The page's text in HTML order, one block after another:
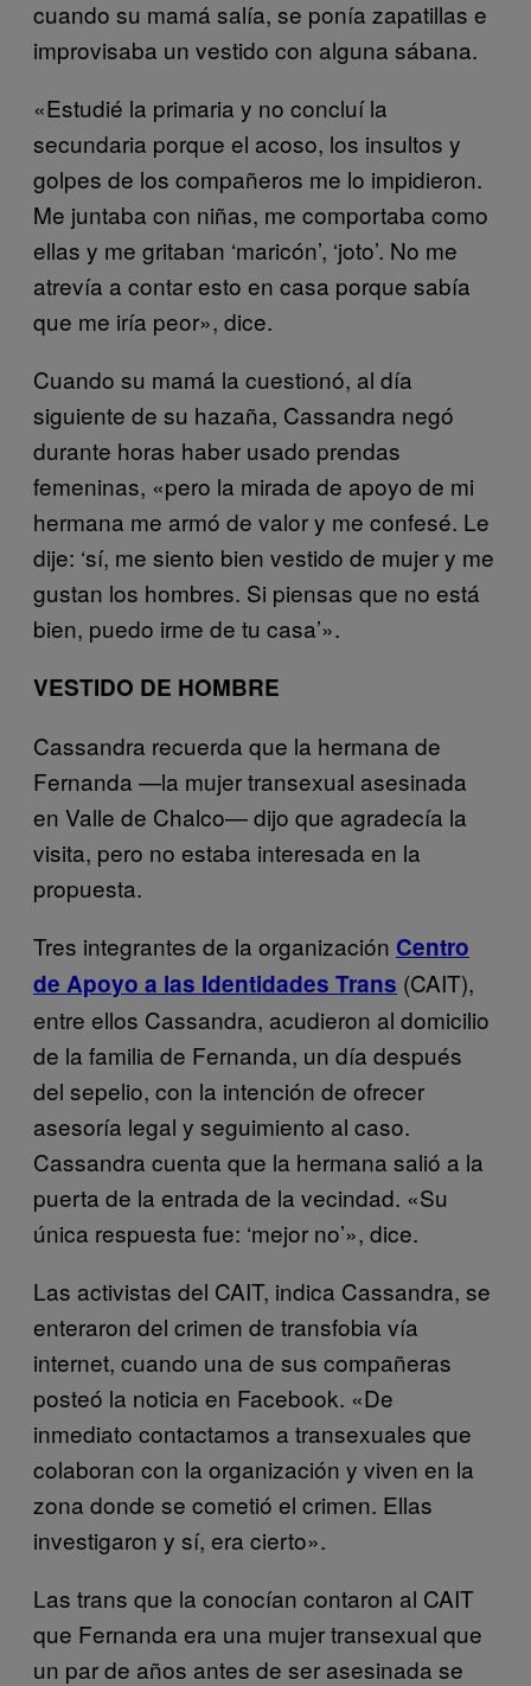
cuando su mamá salía, se ponía zapatillas e
improvisaba un vestido con alguna sábana.
«Estudié la primaria y no concluí la
secundaria porque el acoso, los insultos y
golpes de los compañeros me lo impidieron.
Me juntaba con niñas, me comportaba como
ellas y me gritaban ‘maricón’, ‘joto’. No me
atrevía a contar esto en casa porque sabía
que me iría peor», dice.
Cuando su mamá la cuestionó, al día
siguiente de su hazaña, Cassandra negó
durante horas haber usado prendas
femeninas, «pero la mirada de apoyo de mi
hermana me armó de valor y me confesé. Le
dije: ‘sí, me siento bien vestido de mujer y me
gustan los hombres. Si piensas que no está
bien, puedo irme de tu casa’».
VESTIDO DE HOMBRE
Cassandra recuerda que la hermana de
Fernanda —la mujer transexual asesinada
en Valle de Chalco— dijo que agradecía la
visita, pero no estaba interesada en la
propuesta.
Tres integrantes de la organización Centro
de Apoyo a las Identidades Trans (CAIT),
entre ellos Cassandra, acudieron al domicilio
de la familia de Fernanda, un día después
del sepelio, con la intención de ofrecer
asesoría legal y seguimiento al caso.
Cassandra cuenta que la hermana salió a la
puerta de la entrada de la vecindad. «Su
única respuesta fue: ‘mejor no’», dice.
Las activistas del CAIT, indica Cassandra, se
enteraron del crimen de transfobia vía
internet, cuando una de sus compañeras
posteó la noticia en Facebook. «De
inmediato contactamos a transexuales que
colaboran con la organización y viven en la
zona donde se cometió el crimen. Ellas
investigaron y sí, era cierto».
Las trans que la conocían contaron al CAIT
que Fernanda era una mujer transexual que
un par de años antes de ser asesinada se